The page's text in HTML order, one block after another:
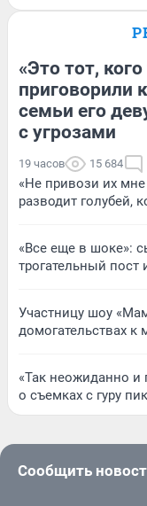
«Это тот,
приговорили
семьи его
с угрозами
19 часов 15 684
«Не привози их мне
разводит голубей,
«Все еще в шоке»:
трогательный пост
Участницу шоу
домогательствах к
«Так неожиданно и
о съемках с гуру
Сообщить